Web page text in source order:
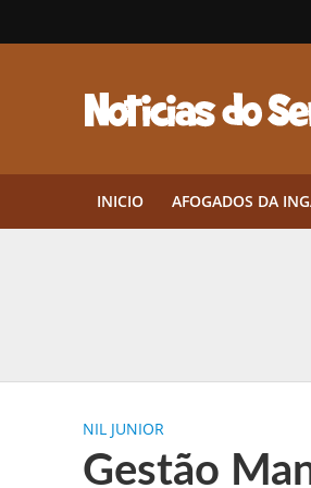
INICIO AFOGADOS DA
NIL JUNIOR
Gestão